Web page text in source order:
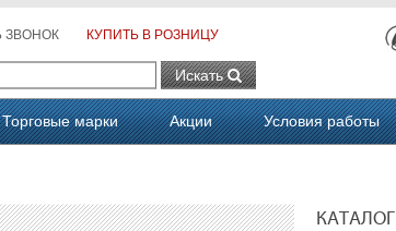
ЗВОНОК КУПИТЬ В РОЗНИЦУ
Искать
Торговые марки Акции Условия работы
КАТАЛОГ